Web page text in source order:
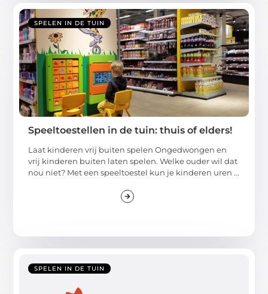
SPELEN IN DE TUIN
Speeltoestellen in de tuin: thuis of elders!
Laat kinderen vrij buiten spelen Ongedwongen en
vrij kinderen buiten laten spelen. Welke ouder wil dat
nou niet? Met een speeltoestel kun je kinderen uren ...
SPELEN IN DE TUIN